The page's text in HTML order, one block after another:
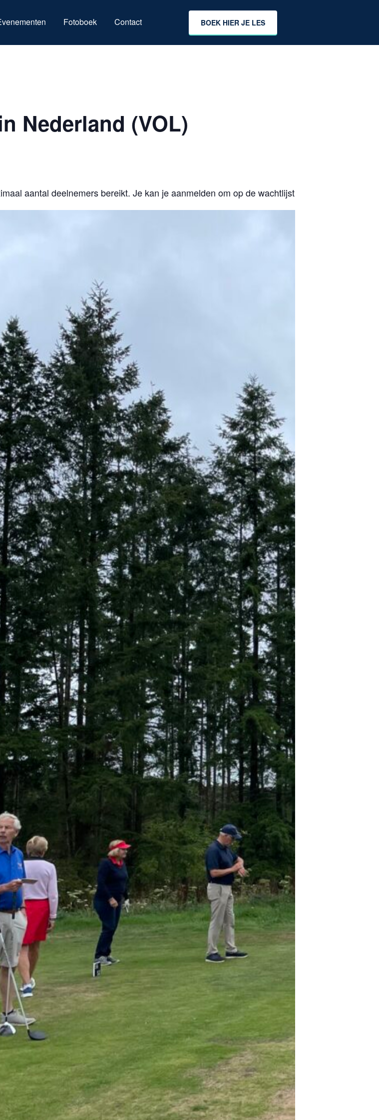
Fotoboek Contact BOEK HIER JE LES
Nederland (VOL)
aantal deelnemers bereikt. Je kan je aanmelden om op de wachtlijst te komen, door